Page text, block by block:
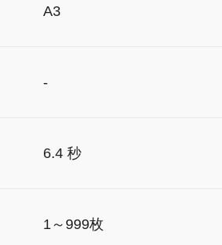
A3
-
6.4 秒
1～999枚